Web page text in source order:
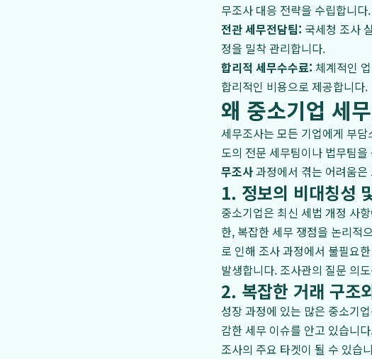
무조사 대응 전략을 수립합니다.
전관 세무전담팀: 국세청 조사
정을 밀착 관리합니다.
합리적 세무수수료: 체계적인
합리적인 비용으로 제공합니다.
왜 중소기업 세
세무조사는 모든 기업에게 부
도의 전문 세무팀이나 법무팀
무조사과정에서 겪는 어려움
1. 정보의 비대칭성
중소기업은 최신 세법 개정 사
한, 복잡한 세무 쟁점을 논리적
로 인해 조사 과정에서 불필요
발생합니다. 조사관의 질문 의
2. 복잡한 거래 구조
성장 과정에 있는 많은 중소기
감한 세무 이슈를 안고 있습니
조사의 주요 타겟이 될 수 있습